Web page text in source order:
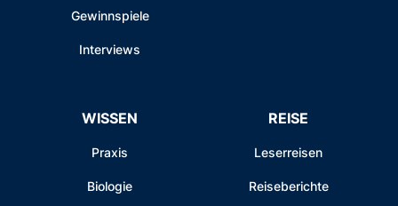
Gewinnspiele
Interviews
WISSEN
Praxis
Biologie
REISE
Leserreisen
Reiseberichte